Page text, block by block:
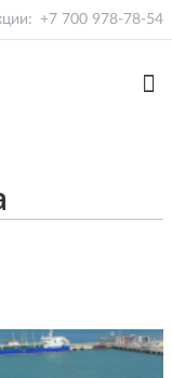
+7 700 978-78-54